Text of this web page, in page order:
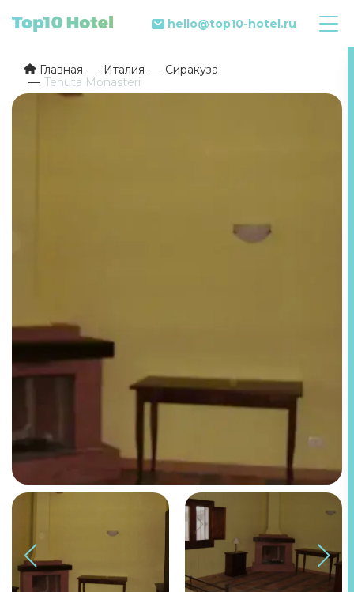
hello@top10-hotel.ru
Главная Италия
Сиракуза
Tenuta Monasteri